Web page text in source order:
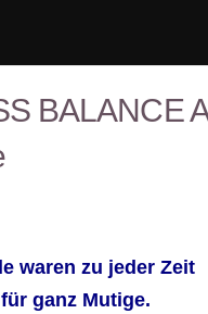
BALANCE
waren zu jeder Zeit
ganz Mutige.